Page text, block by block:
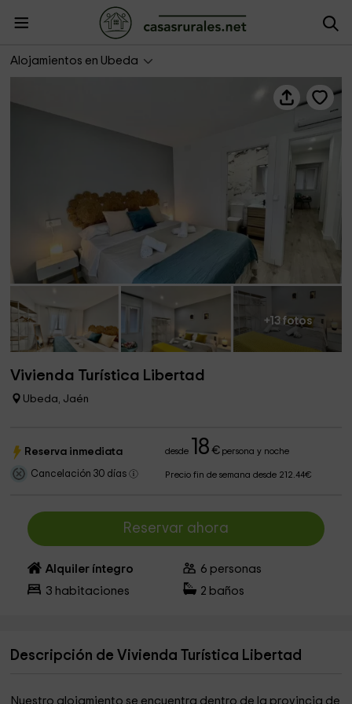
Alojamientos en Ubeda
Vivienda Turística Libertad
+13 fotos
Vivienda Turística Libertad
Ubeda, Jaén
Reserva inmediata desde 18 €persona y noche
Cancelación 30 días Precio fin de semana desde 212.44€
Reservar ahora
Alquiler íntegro 6 personas
3 habitaciones 2 baños
Descripción de Vivienda Turística Libertad
Nuestro alojamiento se encuentra dentro de la provincia de